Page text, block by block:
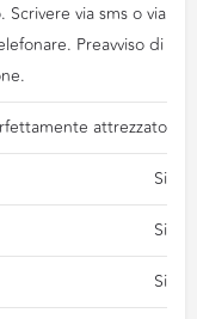
via sms o via
Preavviso di
attrezzato
Si
Si
Si